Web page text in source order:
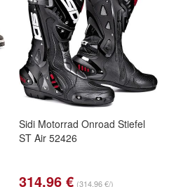
Sidi Motorrad Onroad Stiefel
ST Air 52426
314,96 € (314,96 €/)